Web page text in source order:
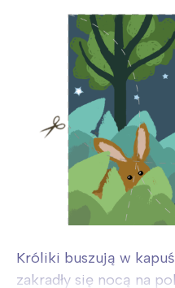
Króliki buszują w
zakradły się nocą na